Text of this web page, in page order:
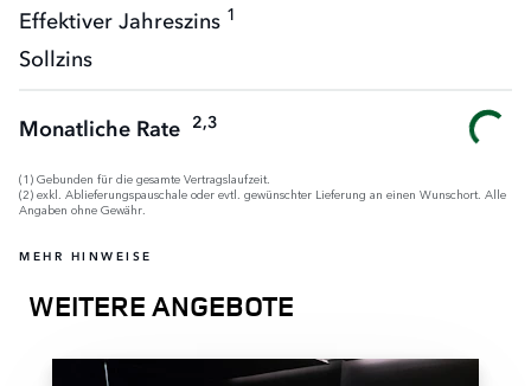
Effektiver Jahreszins 1
Sollzins
Monatliche Rate 2,3
(1) Gebunden für die gesamte Vertragslaufzeit.
(2) exkl. Ablieferungspauschale oder evtl. gewünschter Lieferung an einen Wunschort. Alle
Angaben ohne Gewähr.
MEHR HINWEISE
WEITERE ANGEBOTE